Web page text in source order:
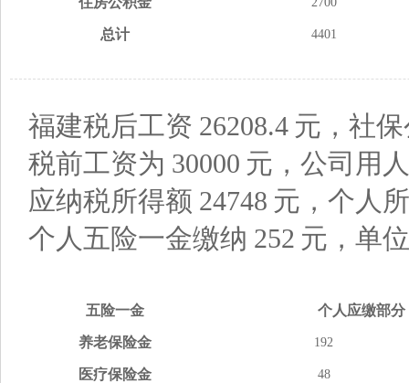
总计 4401
福建税后工资 26208.4元，社保
税前工资为 30000 元，公司用
应纳税所得额 24748 元，个人
个人五险一金缴纳 252 元，单
五险一金 个人应缴部分
养老保险金 192
医疗保险金 48